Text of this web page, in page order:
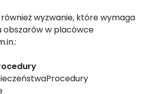
wyzwanie, które wymaga
obszarów w placówce